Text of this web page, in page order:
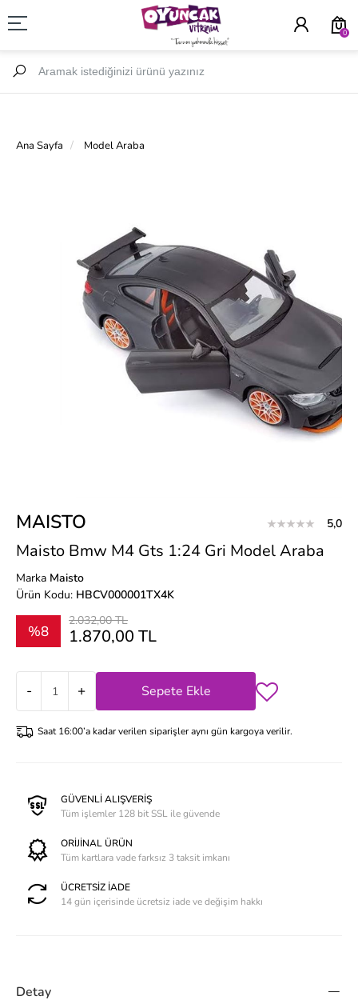
0
Ana Sayfa Model Araba
MAISTO 5,0
Maisto Bmw M4 Gts 1:24 Gri Model Araba
Marka Maisto
Ürün Kodu: HBCV000001TX4K
%8
2.032,00 TL
1.870,00 TL
- + Sepete Ekle
Saat 16:00’a kadar verilen siparişler aynı gün kargoya verilir.
GÜVENLİ ALIŞVERİŞ
Tüm işlemler 128 bit SSL ile güvende
ORİJİNAL ÜRÜN
Tüm kartlara vade farksız 3 taksit imkanı
ÜCRETSİZ İADE
14 gün içerisinde ücretsiz iade ve değişim hakkı
Detay